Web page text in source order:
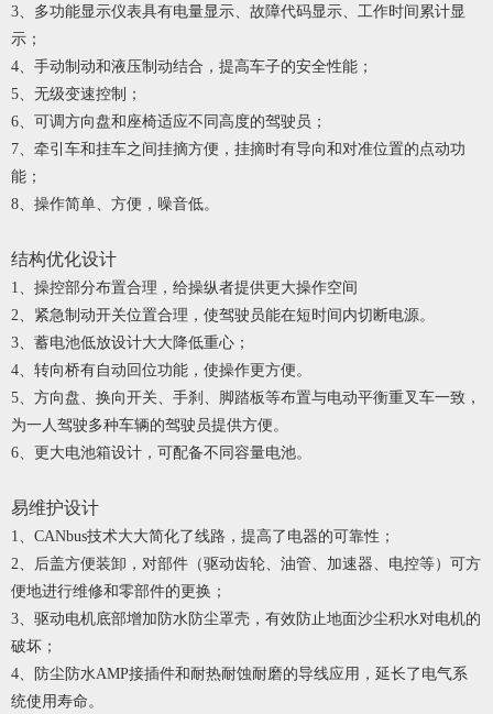
3、多功能显示仪表具有电量显示、故障代码显示、工作时间累计显
示；
4、手动制动和液压制动结合，提高车子的安全性能；
5、无级变速控制；
6、可调方向盘和座椅适应不同高度的驾驶员；
7、牵引车和挂车之间挂摘方便，挂摘时有导向和对准位置的点动功
能；
8、操作简单、方便，噪音低。
结构优化设计
1、操控部分布置合理，给操纵者提供更大操作空间
2、紧急制动开关位置合理，使驾驶员能在短时间内切断电源。
3、蓄电池低放设计大大降低重心；
4、转向桥有自动回位功能，使操作更方便。
5、方向盘、换向开关、手刹、脚踏板等布置与电动平衡重叉车一致，
为一人驾驶多种车辆的驾驶员提供方便。
6、更大电池箱设计，可配备不同容量电池。
易维护设计
1、CANbus技术大大简化了线路，提高了电器的可靠性；
2、后盖方便装卸，对部件（驱动齿轮、油管、加速器、电控等）可方
便地进行维修和零部件的更换；
3、驱动电机底部增加防水防尘罩壳，有效防止地面沙尘积水对电机的
破坏；
4、防尘防水AMP接插件和耐热耐蚀耐磨的导线应用，延长了电气系
统使用寿命。